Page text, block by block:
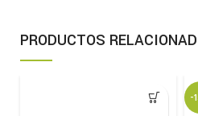
PRODUCTOS
-